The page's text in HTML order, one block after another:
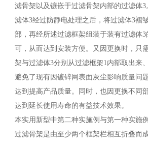
滤骨架以及镶嵌于过滤骨架内部的过滤体
滤体3经过防静电处理之后，将过滤体3褶
部，再经所述过滤框架组装于装有过滤体
可，从而达到安装方便。又因更换时，只
架与过滤体3分别从过滤框架1内部取出来
避免了现有因镀锌网表面灰尘影响质量问
达到提高产品质量。同时，也因更换不同
达到延长使用寿命的有益技术效果。
本实用新型中第二种实施例与第一种实施
过滤骨架是由至少两个框架栏相互折叠而